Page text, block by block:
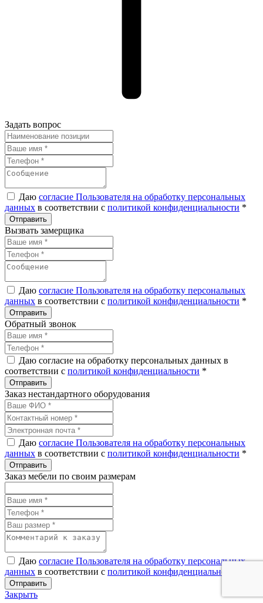
Задать вопрос
Даю согласие Пользователя на обработку персональных
данных в соответствии с политикой конфиденциальности *
Вызвать замерщика
Даю согласие Пользователя на обработку персональных
данных в соответствии с политикой конфиденциальности *
Обратный звонок
Даю согласие на обработку персональных данных в
соответствии с политикой конфиденциальности *
Заказ нестандартного оборудования
Даю согласие Пользователя на обработку персональных
данных в соответствии с политикой конфиденциальности *
Заказ мебели по своим размерам
Даю согласие Пользователя на обработку персональных
данных в соответствии с политикой конфиденциальности
Закрыть